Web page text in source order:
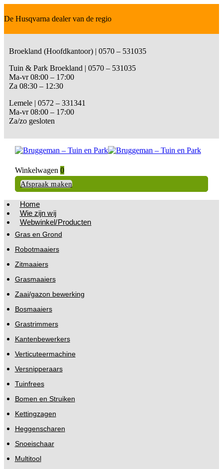
De Husqvarna dealer van de regio
Broekland (Hoofdkantoor) | 0570 – 531035
Tuin & Park Broekland | 0570 – 531035
Ma-vr 08:00 – 17:00
Za 08:30 – 12:30
Lemele | 0572 – 331341
Ma-vr 08:00 – 17:00
Za/zo gesloten
Winkelwagen 0
Afspraak maken
Home
Wie zijn wij
Webwinkel/Producten
Gras en Grond
Robotmaaiers
Zitmaaiers
Grasmaaiers
Zaai/gazon bewerking
Bosmaaiers
Grastrimmers
Kantenbewerkers
Verticuteermachine
Versnipperaars
Tuinfrees
Bomen en Struiken
Kettingzagen
Heggenscharen
Snoeischaar
Multitool